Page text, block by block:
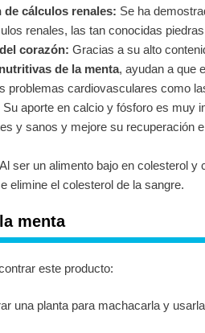
de cálculos renales: Se ha
renales, las tan conocidas
corazón: Gracias a su alto
de la menta, ayudan a que
problemas cardiovasculares como
Su aporte en calcio y fósforo es muy
y sanos y mejore su recuperación
Al ser un alimento bajo en colesterol y
elimine el colesterol de la sangre.
menta
este producto:
una planta para machacarla y